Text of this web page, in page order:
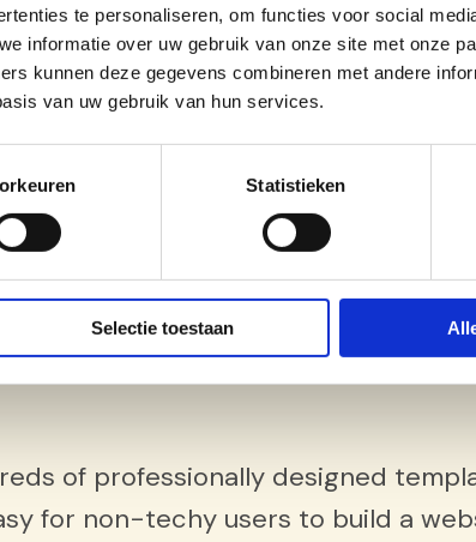
te personaliseren, om functies voor social
informatie over uw gebruik van onze site met onze
kunnen deze gegevens combineren met andere
van uw gebruik van hun services.
Statistieken
Selectie toestaan
of professionally designed
for non-techy users to build a